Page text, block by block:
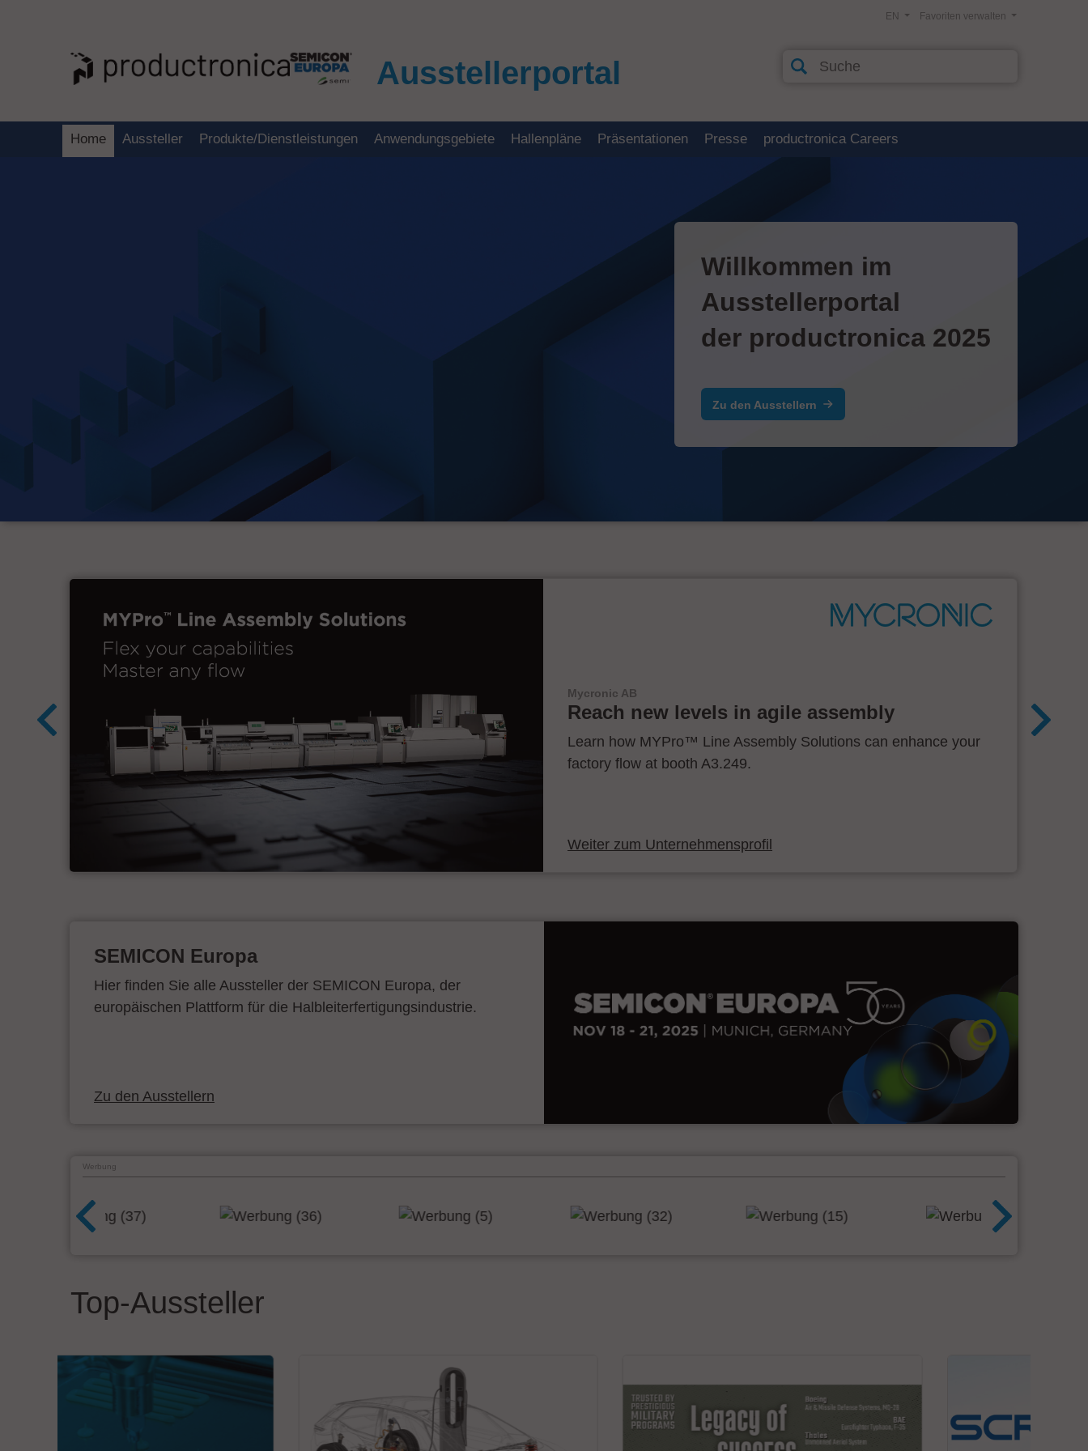
Ausstellerportal
Favoriten verwalten
EN
Home Aussteller Produkte/Dienstleistungen Anwendungsgebiete Hallenpläne Präsentationen Presse productronica Careers
Willkommen im
Ausstellerportal
der productronica 2025
Zu den Ausstellern
Mycronic AB
Reach new levels in agile assembly
Learn how MYPro™ Line Assembly Solutions can enhance your
factory flow at booth A3.249.
Weiter zum Unternehmensprofil
SEMICON Europa
Hier finden Sie alle Aussteller der SEMICON Europa, der
europäischen Plattform für die Halbleiterfertigungsindustrie.
Zu den Ausstellern
Werbung
Top-Aussteller